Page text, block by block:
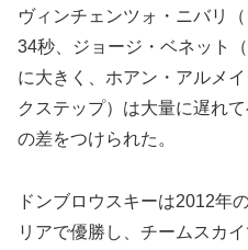
ヴィンチェンツォ・ニバリ
34秒、ジョージ・ベネット
に大きく、ホアン・アルメ
クステップ）は大量に遅れ
の差をつけられた。
ドンブロウスキーは2012年
リアで優勝し、チームスカ